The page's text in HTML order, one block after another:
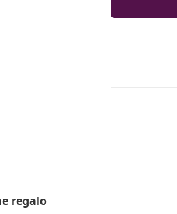
regalo